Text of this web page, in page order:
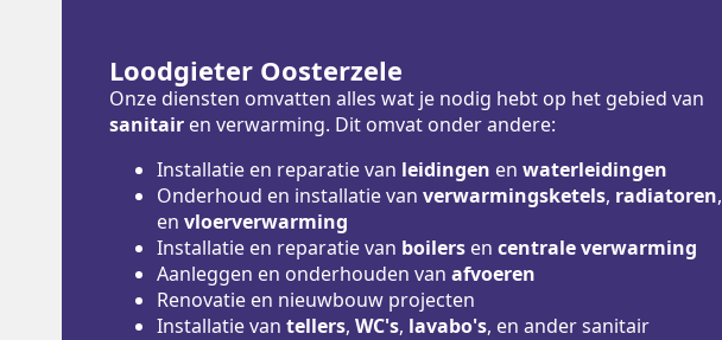
Loodgieter Oosterzele
Onze diensten omvatten alles wat je nodig hebt op het gebied van
sanitair en verwarming. Dit omvat onder andere:
Installatie en reparatie van leidingen en waterleidingen
Onderhoud en installatie van verwarmingsketels, radiatoren,
en vloerverwarming
Installatie en reparatie van boilers en centrale verwarming
Aanleggen en onderhouden van afvoeren
Renovatie en nieuwbouw projecten
Installatie van tellers, WC's, lavabo's, en ander sanitair